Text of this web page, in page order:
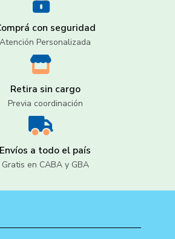
con seguridad
Atención Personalizada
Retira sin cargo
Previa coordinación
Envíos a todo el país
Gratis en CABA y GBA